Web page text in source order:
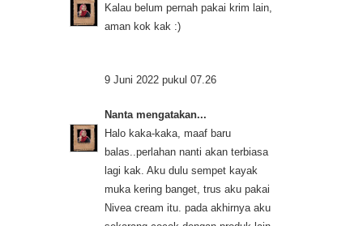
Kalau belum pernah pakai krim lain,
aman kok kak :)
9 Juni 2022 pukul 07.26
Nantamengatakan...
Halo kaka-kaka, maaf baru
balas..perlahan nanti akan terbiasa
lagi kak. Aku dulu sempet kayak
muka kering banget, trus aku pakai
Nivea cream itu. pada akhirnya aku